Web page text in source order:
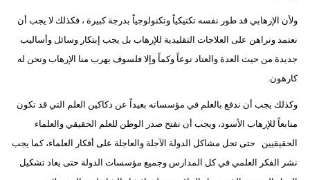
ولأن الإرهابي قد طور نفسه تكتيكياً وتكنولوجياً بدرجة كبيرة ، فكذلك لا يجب أن
نعتمد ونراهن على العلاجات التقليدية للإرهاب بل يجب إبتكار وسائل وأساليب
جديدة من حيث العدة والعتاد نوعاً وكماً وإلا فلسوف يهرب منا الإرهاب ونحن له
كارهون.
وكذلك يجب أن ندفع بالعلم في مؤسساته بعيداً عن دكاكين العلم التي قد تكون
منابعاً للإرهاب الأسود، ويجب أن نفتح صدر الوطن للعلم الحقيقي والعلماء
الحقيقيين حتى تحل مشاكل الدولة الآجلة والعاجلة على أفكار العلماء، كما يجب
نشر الفكر العلمي في كل المدارس وجميع مؤسسات الدولة حتى يعاد تشكيل